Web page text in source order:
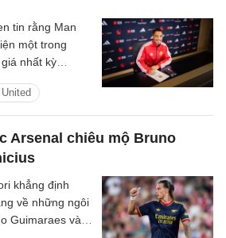
tin rằng Man
một trong
nhất kỳ
35 triệu bảng.
Arsenal chiêu mộ Bruno
khẳng định
về những ngôi
Guimaraes và